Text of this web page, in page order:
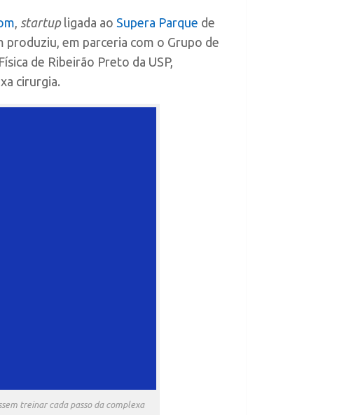
, startupligada ao Supera Parque de
produziu, em parceria com o Grupo de
de Ribeirão Preto da USP,
cirurgia.
treinar cada passo da complexa